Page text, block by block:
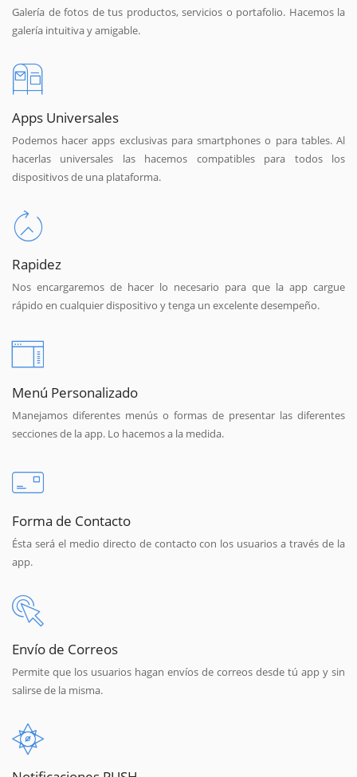
Galería de fotos de tus productos, servicios o portafolio. Hacemos la
galería intuitiva y amigable.
Apps Universales
Podemos hacer apps exclusivas para smartphones o para tables. Al
hacerlas universales las hacemos compatibles para todos los
dispositivos de una plataforma.
Rapidez
Nos encargaremos de hacer lo necesario para que la app cargue
rápido en cualquier dispositivo y tenga un excelente desempeño.
Menú Personalizado
Manejamos diferentes menús o formas de presentar las diferentes
secciones de la app. Lo hacemos a la medida.
Forma de Contacto
Ésta será el medio directo de contacto con los usuarios a través de la
app.
Envío de Correos
Permite que los usuarios hagan envíos de correos desde tú app y sin
salirse de la misma.